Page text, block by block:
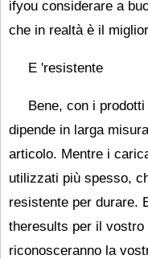
ifyou considerare a
che in realtà è il
E 'resistente
Bene, con i
dipende in larga
articolo. Mentre i
utilizzati più spesso,
resistente per durare.
theresults per il vostro
riconosceranno la